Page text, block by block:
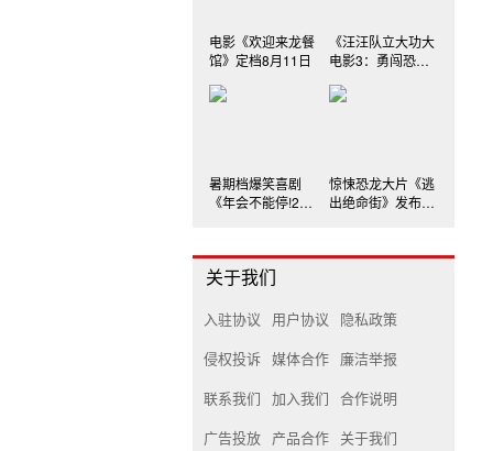
电影《欢迎来龙餐
馆》定档8月11日
《汪汪队立大功大
电影3：勇闯恐龙
海报
暑期档爆笑喜剧
《年会不能停!2》
惊悚恐龙大片《逃
出绝命街》发布中
关于我们
入驻协议 用户协议
隐私政策
侵权投诉 媒体合作 廉洁举报
联系我们 加入我们 合作说明
广告投放 产品合作 关于我们